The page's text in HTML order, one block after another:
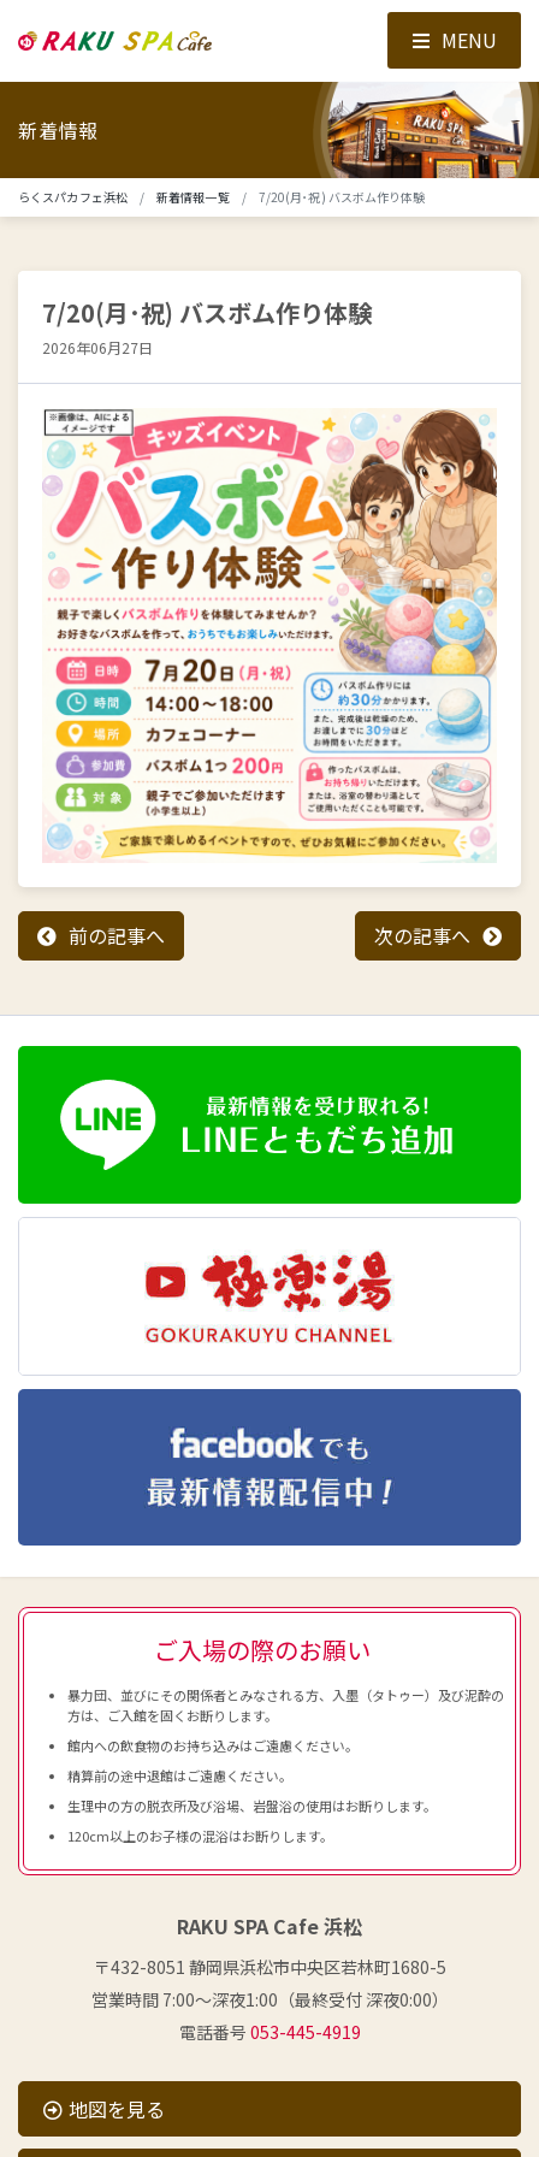
新着情報
らくスパカフェ浜松 新着情報一覧 7/20(月･祝) バスボム作り体験
7/20(月･祝) バスボム作り体験
2026年06月27日
前の記事へ 次の記事へ
ご入場の際のお願い
暴力団、並びにその関係者とみなされる方、入墨（タトゥー）及び泥酔の
方は、ご入館を固くお断りします。
館内への飲食物のお持ち込みはご遠慮ください。
精算前の途中退館はご遠慮ください。
生理中の方の脱衣所及び浴場、岩盤浴の使用はお断りします。
120cm以上のお子様の混浴はお断りします。
RAKU SPA Cafe 浜松
〒432-8051 静岡県浜松市中央区若林町1680-5
営業時間 7:00〜深夜1:00（最終受付 深夜0:00）
電話番号 053-445-4919
地図を見る
MENU